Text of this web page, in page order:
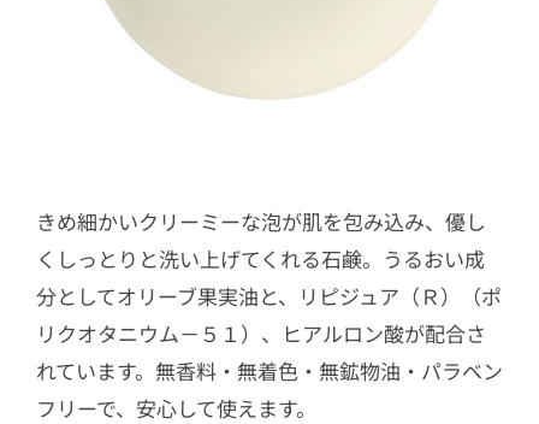
きめ細かいクリーミーな泡が肌を包み込み、優し
くしっとりと洗い上げてくれる石鹸。うるおい成
分としてオリーブ果実油と、リピジュア（Ｒ）（ポ
リクオタニウム－５１）、ヒアルロン酸が配合さ
れています。無香料・無着色・無鉱物油・パラベン
フリーで、安心して使えます。